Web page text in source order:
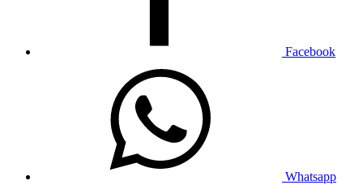
Facebook
Whatsapp